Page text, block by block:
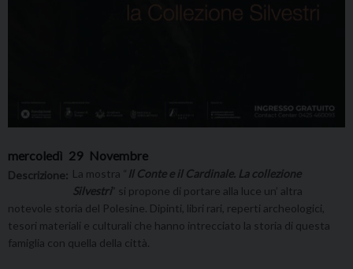
mercoledì 29 Novembre
Descrizione: La mostra “ Il Conte e il Cardinale. La collezione
Silvestri” si propone di portare alla luce un’ altra
notevole storia del Polesine. Dipinti, libri rari, reperti archeologici,
tesori materiali e culturali che hanno intrecciato la storia di questa
famiglia con quella della città.